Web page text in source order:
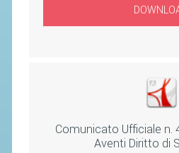
Comunicato Ufficiale n.
Aventi Diritto di
MAGLIA
CTF –